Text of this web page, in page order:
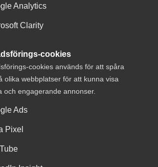
Analytics
Clarity
cookies
cookies används för att spåra
olika webbplatser för att kunna visa
och engagerande annonser.
Ads
Pixel
2019
12 mars 2019